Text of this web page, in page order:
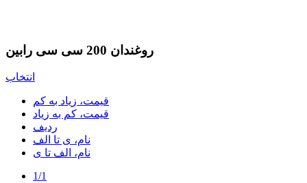
روغندان 200 سی سی رابین
انتخاب
قیمت، زیاد به کم
قیمت، کم به زیاد
ردیف
نام، ی تا الف
نام، الف تا ی
1/1